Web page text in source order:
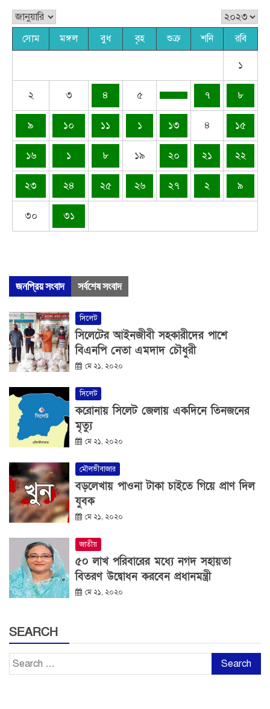
সোম মঙ্গল বুধ বৃহ শুক্র শনি রবি
১
২ ৩ ৪ ৫ ৭ ৮
৯ ১০ ১১ ১ ১৩ ৪ ১৫
১৬ ১ ৮ ১৯ ২০ ২১ ২২
২৩ ২৪ ২৫ ২৬ ২৭ ২ ৯
৩০ ৩১
জনপ্রিয় সংবাদ সর্বশেষ সংবাদ
সিলেট
সিলেটের আইনজীবী সহকারীদের পাশে
বিএনপি নেতা এমদাদ চৌধুরী
মে ২১, ২০২০
সিলেট
করোনায় সিলেট জেলায় একদিনে তিনজনের
মৃত্যু
মে ২১, ২০২০
মৌলভীবাজার
বড়লেখায় পাওনা টাকা চাইতে গিয়ে প্রাণ দিল
যুবক
মে ২১, ২০২০
জাতীয়
৫০ লাখ পরিবারের মধ্যে নগদ সহায়তা
বিতরণ উদ্বোধন করবেন প্রধানমন্ত্রী
মে ২১, ২০২০
SEARCH
Search
for: